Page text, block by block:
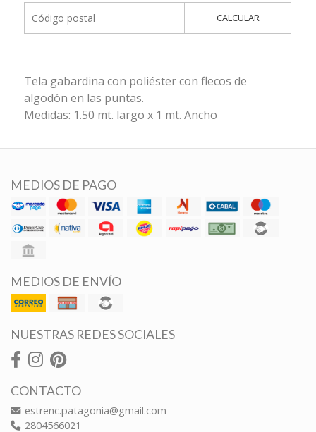
CALCULAR
Tela gabardina con poliéster con flecos de
algodón en las puntas.
Medidas: 1.50 mt. largo x 1 mt. Ancho
MEDIOS DE PAGO
MEDIOS DE ENVÍO
NUESTRAS REDES SOCIALES
CONTACTO
estrenc.patagonia@gmail.com
2804566021